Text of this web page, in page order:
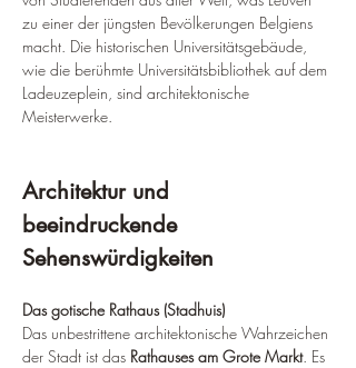
zu einer der jüngsten Bevölkerungen Belgiens
macht. Die historischen Universitätsgebäude,
wie die berühmte Universitätsbibliothek auf dem
Ladeuzeplein, sind architektonische
Meisterwerke.
Architektur und
beeindruckende
Sehenswürdigkeiten
Das gotische Rathaus (Stadhuis)
Das unbestrittene architektonische Wahrzeichen
der Stadt ist das Rathauses am Grote Markt. Es